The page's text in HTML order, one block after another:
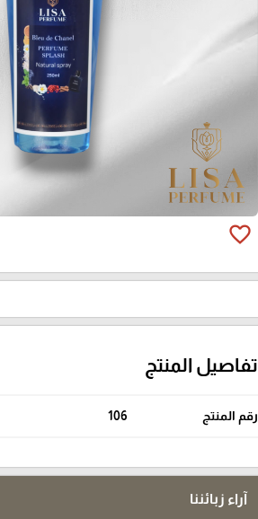
favorite_border
تفاصيل المنتج
رقم المنتج 106
آراء زبائننا